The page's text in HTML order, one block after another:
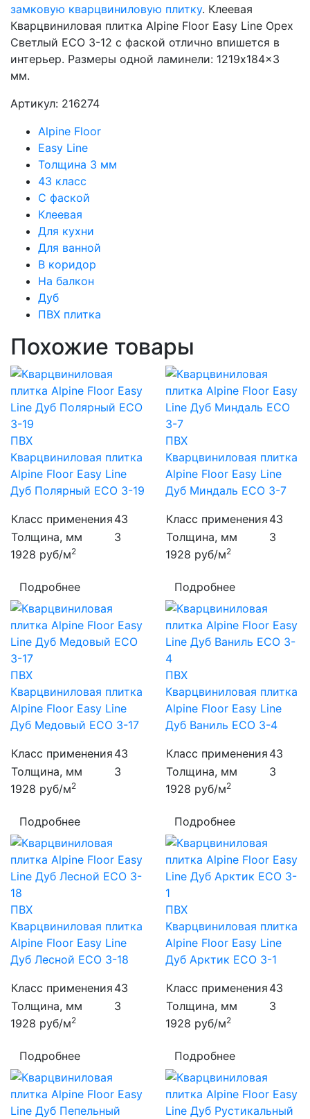
замковую кварцвиниловую плитку. Клеевая
Кварцвиниловая плитка Alpine Floor Easy Line Орех
Светлый ECO 3-12 с фаской отлично впишется в
интерьер. Размеры одной ламинели: 1219x184x3
мм.
Артикул: 216274
Alpine Floor
Easy Line
Толщина 3 мм
43 класс
С фаской
Клеевая
Для кухни
Для ванной
В коридор
На балкон
Дуб
ПВХ плитка
Похожие товары
ПВХ
Кварцвиниловая плитка
Alpine Floor Easy Line
Дуб Полярный ECO 3-19
Класс применения 43
Толщина, мм
3
1928 руб/м2
Подробнее
ПВХ
Кварцвиниловая плитка
Alpine Floor Easy Line
Дуб Миндаль ECO 3-7
Класс применения 43
Толщина, мм
3
1928 руб/м2
Подробнее
ПВХ
Кварцвиниловая плитка
Alpine Floor Easy Line
Дуб Медовый ECO 3-17
Класс применения 43
Толщина, мм
3
1928 руб/м2
Подробнее
ПВХ
Кварцвиниловая плитка
Alpine Floor Easy Line
Дуб Ваниль ECO 3-4
Класс применения 43
Толщина, мм
3
1928 руб/м2
Подробнее
ПВХ
Кварцвиниловая плитка
Alpine Floor Easy Line
Дуб Лесной ECO 3-18
Класс применения 43
Толщина, мм
3
1928 руб/м2
Подробнее
ПВХ
Кварцвиниловая плитка
Alpine Floor Easy Line
Дуб Арктик ЕCО 3-1
Класс применения 43
Толщина, мм
3
1928 руб/м2
Подробнее